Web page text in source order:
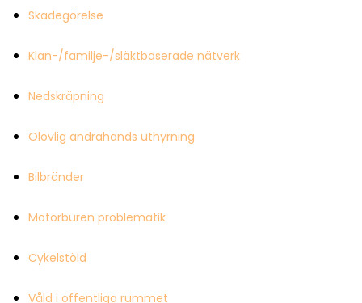
Skadegörelse
Klan-/familje-/släktbaserade nätverk
Nedskräpning
Olovlig andrahands uthyrning
Bilbränder
Motorburen problematik
Cykelstöld
Våld i offentliga rummet